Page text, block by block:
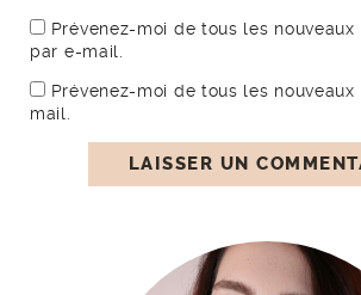
Prévenez-moi de tous les
par e-mail.
Prévenez-moi de tous les
mail.